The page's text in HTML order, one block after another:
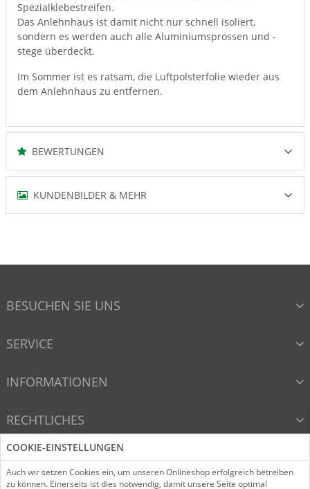
Spezialklebestreifen.
Das Anlehnhaus ist damit nicht nur schnell isoliert,
sondern es werden auch alle Aluminiumsprossen und -
stege überdeckt.
Im Sommer ist es ratsam, die Luftpolsterfolie wieder aus
dem Anlehnhaus zu entfernen.
BEWERTUNGEN
KUNDENBILDER & MEHR
BESUCHEN SIE UNS
SERVICE
INFORMATIONEN
RECHTLICHES
VERTRAG WIDERRUFEN
COOKIE-EINSTELLUNGEN
Auch wir setzen Cookies ein, um unseren Onlineshop erfolgreich betreiben
zu können. Einerseits ist dies notwendig, damit unsere Seite optimal